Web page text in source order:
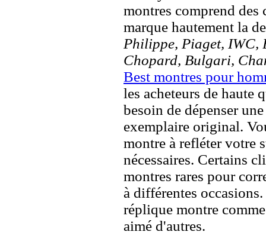
montres comprend des
marque hautement la
Philippe, Piaget, IWC,
Chopard, Bulgari,
Best montres pour
les acheteurs de haute
besoin de dépenser
exemplaire original.
montre à refléter votre
nécessaires. Certains
montres rares pour
à différentes
réplique montre
aimé d'autres.